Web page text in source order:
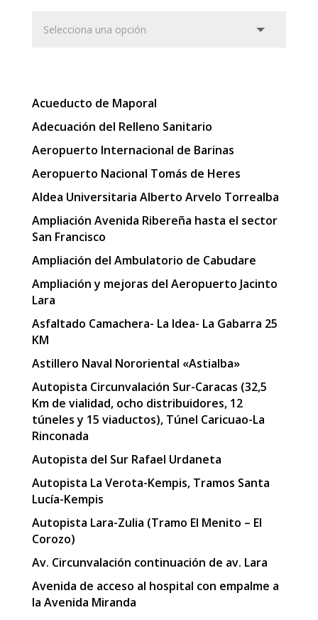
Acueducto de Maporal
Adecuación del Relleno Sanitario
Aeropuerto Internacional de Barinas
Aeropuerto Nacional Tomás de Heres
Aldea Universitaria Alberto Arvelo Torrealba
Ampliación Avenida Ribereña hasta el sector
San Francisco
Ampliación del Ambulatorio de Cabudare
Ampliación y mejoras del Aeropuerto Jacinto
Lara
Asfaltado Camachera- La Idea- La Gabarra 25
KM
Astillero Naval Nororiental «Astialba»
Autopista Circunvalación Sur-Caracas (32,5
Km de vialidad, ocho distribuidores, 12
túneles y 15 viaductos), Túnel Caricuao-La
Rinconada
Autopista del Sur Rafael Urdaneta
Autopista La Verota-Kempis, Tramos Santa
Lucía-Kempis
Autopista Lara-Zulia (Tramo El Menito – El
Corozo)
Av. Circunvalación continuación de av. Lara
Avenida de acceso al hospital con empalme a
la Avenida Miranda